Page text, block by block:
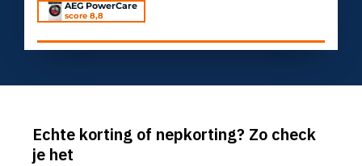
AEG PowerCare
score 8,8
Echte korting of nepkorting? Zo check
je het